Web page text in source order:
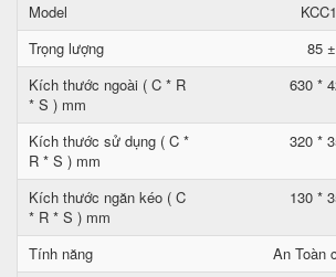
Model
Trọng lượng
85
Kích thước ngoài ( C * R
* S ) mm
630 *
Kích thước sử dụng ( C *
R * S ) mm
320 *
Kích thước ngăn kéo ( C
* R * S ) mm
130 *
Tính năng
An Toàn